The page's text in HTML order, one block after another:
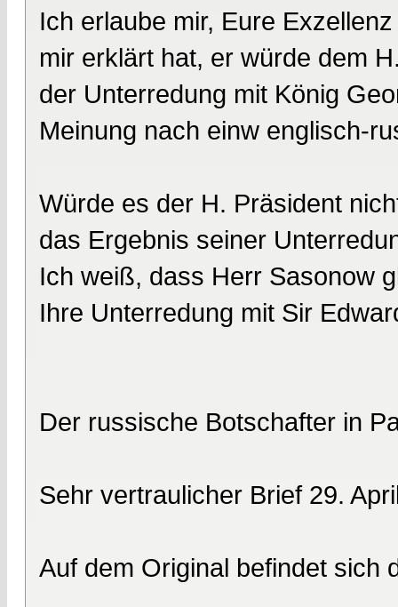
Ich erlaube mir, Eure
mir erklärt hat, er würde dem
der Unterredung mit König
Meinung nach einw englisch-
Würde es der H. Präsident
das Ergebnis seiner
Ich weiß, dass Herr Sasonow
Ihre Unterredung mit Sir
Der russische Botschafter in
Sehr vertraulicher Brief 29.
Auf dem Original befindet sich